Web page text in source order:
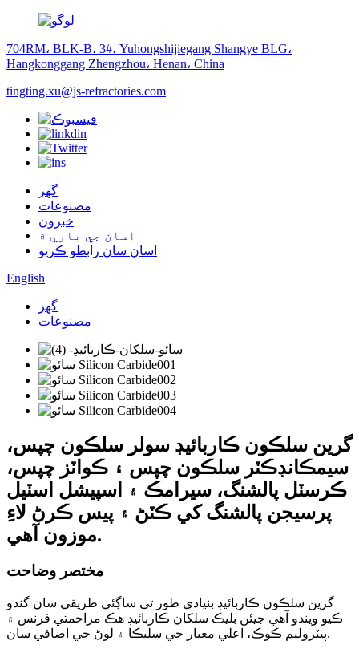
704RM، BLK-B، 3#، Yuhongshijiegang Shangye BLG،
Hangkonggang Zhengzhou، Henan، China
tingting.xu@js-refractories.com
گهر
مصنوعات
خبرون
اسان جي باري ۾
اسان سان رابطو ڪريو
English
گهر
مصنوعات
گرين سلڪون ڪاربائيڊ سولر سلڪون چپس،
سيمڪانڊڪٽر سلڪون چپس ۽ ڪواٽز چپس،
ڪرسٽل پالشنگ، سيرامڪ ۽ اسپيشل اسٽيل
پرسيجن پالشنگ کي ڪٽڻ ۽ پيس ڪرڻ لاءِ
موزون آهي.
مختصر وضاحت
گرين سلڪون ڪاربائيڊ بنيادي طور تي ساڳئي طريقي سان گندو
ڪيو ويندو آهي جيئن بليڪ سلکان ڪاربائيڊ هڪ مزاحمتي فرنس ۾
پيٽروليم ڪوڪ، اعلي معيار جي سليڪا ۽ لوڻ جي اضافي سان.